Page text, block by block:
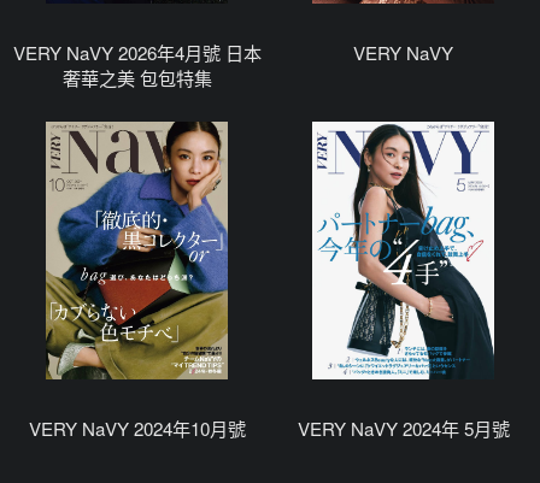
VERY NaVY 2026年4月號 日本
奢華之美 包包特集
VERY NaVY
VERY NaVY 2024年10月號 VERY NaVY 2024年 5月號